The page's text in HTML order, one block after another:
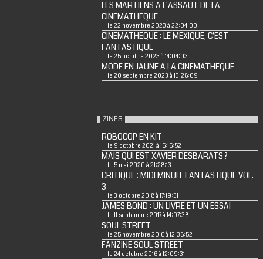
LES MARTIENS A L'ASSAUT DE LA
CINEMATHEQUE
le 22 novembre 2023 à 22:04:00
CINEMATHEQUE : LE MEXIQUE, C'EST
FANTASTIQUE
le 25 octobre 2023 à 14:04:03
MODE EN JAUNE A LA CINEMATHEQUE
le 20 septembre 2023 à 13:28:09
ZINES
ROBOCOP EN KIT
le 9 octobre 2021 à 15:16:52
MAIS QUI EST XAVIER DESBARATS ?
le 5 mai 2020 à 21:28:13
CRITIQUE : MIDI MINUIT FANTASTIQUE VOL.
3
le 3 octobre 2018 à 17:19:31
JAMES BOND : UN LIVRE ET UN ESSAI
le 11 septembre 2017 à 14:07:38
SOUL STREET
le 25 novembre 2016 à 12:38:52
FANZINE SOUL STREET
le 24 octobre 2016 à 12:09:31